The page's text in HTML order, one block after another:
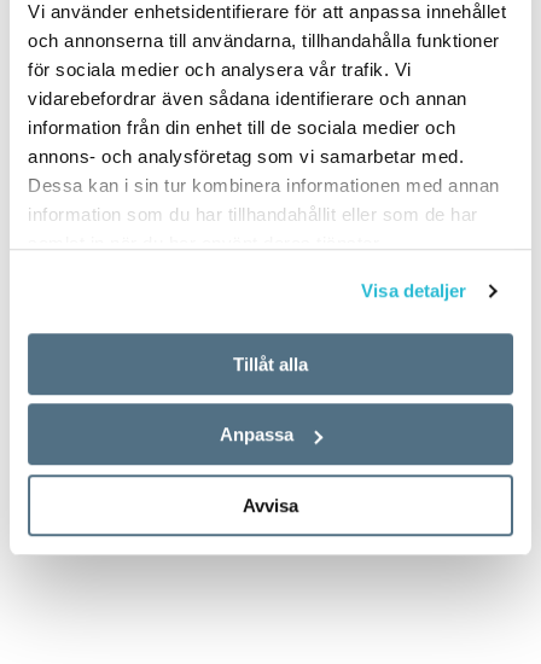
Vi använder enhetsidentifierare för att anpassa innehållet
och annonserna till användarna, tillhandahålla funktioner
för sociala medier och analysera vår trafik. Vi
vidarebefordrar även sådana identifierare och annan
information från din enhet till de sociala medier och
annons- och analysföretag som vi samarbetar med.
Dessa kan i sin tur kombinera informationen med annan
information som du har tillhandahållit eller som de har
Visa detaljer
Tillåt alla
Anpassa
Avvisa